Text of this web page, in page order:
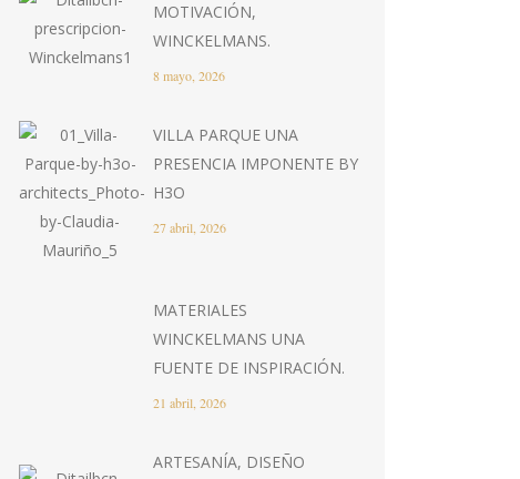
MOTIVACIÓN,
WINCKELMANS.
8 mayo, 2026
VILLA PARQUE UNA
PRESENCIA IMPONENTE BY
H3O
27 abril, 2026
MATERIALES
WINCKELMANS UNA
FUENTE DE INSPIRACIÓN.
21 abril, 2026
ARTESANÍA, DISEÑO